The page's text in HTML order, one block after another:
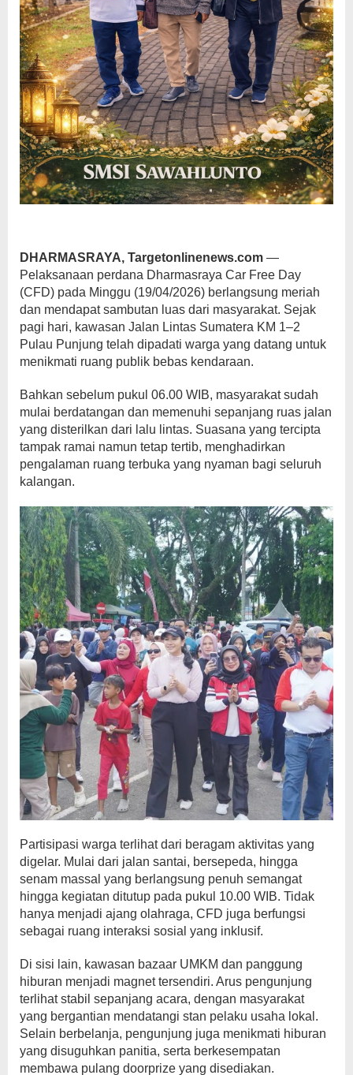
DHARMASRAYA, Targetonlinenews.com —
Pelaksanaan perdana Dharmasraya Car Free Day
(CFD) pada Minggu (19/04/2026) berlangsung meriah
dan mendapat sambutan luas dari masyarakat. Sejak
pagi hari, kawasan Jalan Lintas Sumatera KM 1–2
Pulau Punjung telah dipadati warga yang datang untuk
menikmati ruang publik bebas kendaraan.
Bahkan sebelum pukul 06.00 WIB, masyarakat sudah
mulai berdatangan dan memenuhi sepanjang ruas jalan
yang disterilkan dari lalu lintas. Suasana yang tercipta
tampak ramai namun tetap tertib, menghadirkan
pengalaman ruang terbuka yang nyaman bagi seluruh
kalangan.
Partisipasi warga terlihat dari beragam aktivitas yang
digelar. Mulai dari jalan santai, bersepeda, hingga
senam massal yang berlangsung penuh semangat
hingga kegiatan ditutup pada pukul 10.00 WIB. Tidak
hanya menjadi ajang olahraga, CFD juga berfungsi
sebagai ruang interaksi sosial yang inklusif.
Di sisi lain, kawasan bazaar UMKM dan panggung
hiburan menjadi magnet tersendiri. Arus pengunjung
terlihat stabil sepanjang acara, dengan masyarakat
yang bergantian mendatangi stan pelaku usaha lokal.
Selain berbelanja, pengunjung juga menikmati hiburan
yang disuguhkan panitia, serta berkesempatan
membawa pulang doorprize yang disediakan.